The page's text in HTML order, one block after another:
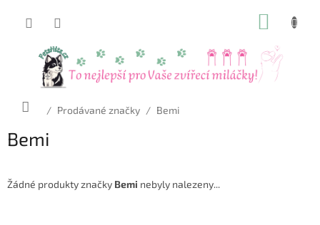
Domů
/ Prodávané značky / Bemi
Bemi
Žádné produkty značky Bemi nebyly nalezeny...